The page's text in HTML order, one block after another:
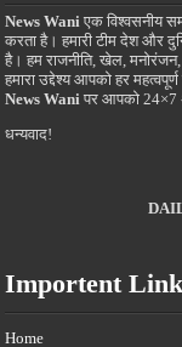
News Wani एक विश्वसनीय
करता है। हमारी टीम देश और
है। हम राजनीति, खेल,
हमारा उद्देश्य आपको हर
News Wani पर आपको 24×7
धन्यवाद!
Importent
Home